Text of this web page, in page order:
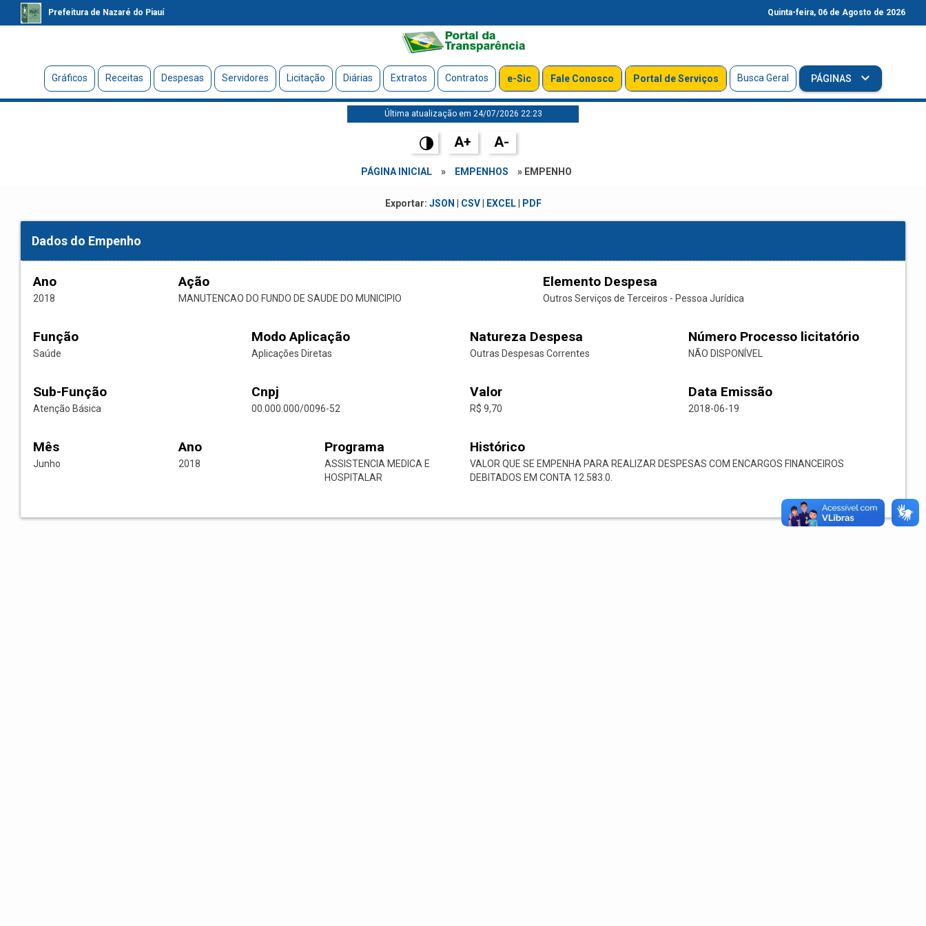
Prefeitura de Nazaré do Piauí Quinta-feira, 06 de Agosto de 2026
Gráficos Receitas Despesas Servidores Licitação Diárias Extratos Contratos e-Sic Fale Conosco Portal de Serviços Busca Geral PÁGINAS
Última atualização em 24/07/2026 22:23
A+ A-
PÁGINA INICIAL » EMPENHOS » EMPENHO
Exportar: JSON CSV| EXCEL| PDF
Dados do Empenho
Ano
2018
Ação
MANUTENCAO DO FUNDO DE SAUDE DO MUNICIPIO
Elemento Despesa
Outros Serviços de Terceiros - Pessoa Jurídica
Função
Saúde
Modo Aplicação
Aplicações Diretas
Natureza Despesa
Outras Despesas Correntes
Número Processo licitatório
NÃO DISPONÍVEL
Sub-Função
Atenção Básica
Cnpj
00.000.000/0096-52
Valor
R$ 9,70
Data Emissão
2018-06-19
Mês
Junho
Ano
2018
Programa
ASSISTENCIA MEDICA E
HOSPITALAR
Histórico
VALOR QUE SE EMPENHA PARA REALIZAR DESPESAS COM ENCARGOS FINANCEIROS
DEBITADOS EM CONTA 12.583.0.